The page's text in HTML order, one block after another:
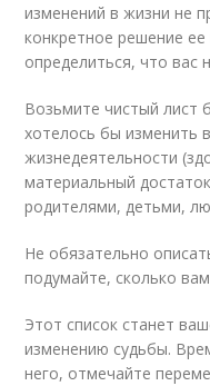
изменений в жизни не
конкретное решение
определиться, что вас
Возьмите чистый лист
хотелось бы изменить
жизнедеятельности
материальный
родителями, детьми,
Не обязательно
подумайте, сколько
Этот список станет
изменению судьбы.
него, отмечайте